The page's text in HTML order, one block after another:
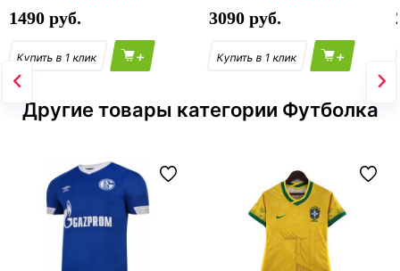
1490
+
3090
+
Другие товары категории Футболка